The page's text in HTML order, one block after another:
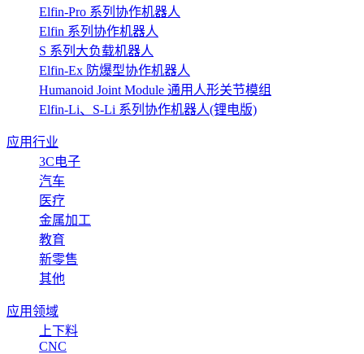
Elfin-Pro 系列协作机器人
Elfin 系列协作机器人
S 系列大负载机器人
Elfin-Ex 防爆型协作机器人
Humanoid Joint Module 通用人形关节模组
Elfin-Li、S-Li 系列协作机器人(锂电版)
应用行业
3C电子
汽车
医疗
金属加工
教育
新零售
其他
应用领域
上下料
CNC